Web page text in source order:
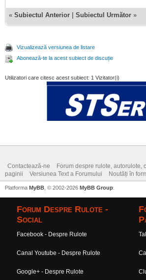
« Subiectul Anterior Subiectul Următor »
Vizualizează versiunea de listare
Abonează-te la acest subiect de discuție
Utilizatori care citesc acest subiect: 1 Vizitator(i)
Contactează-ne
Forum despre rulote, autorulote,
paginii
Versiunea Text a Forumului Noutăți în
Platforma MyBB , © 2002-2026 MyBB Group
Forum Despre Rulote -
Social
Facebook - Despre Rulote
Canal Youtube - Despre Rulote
Google+ - Despre Rulote